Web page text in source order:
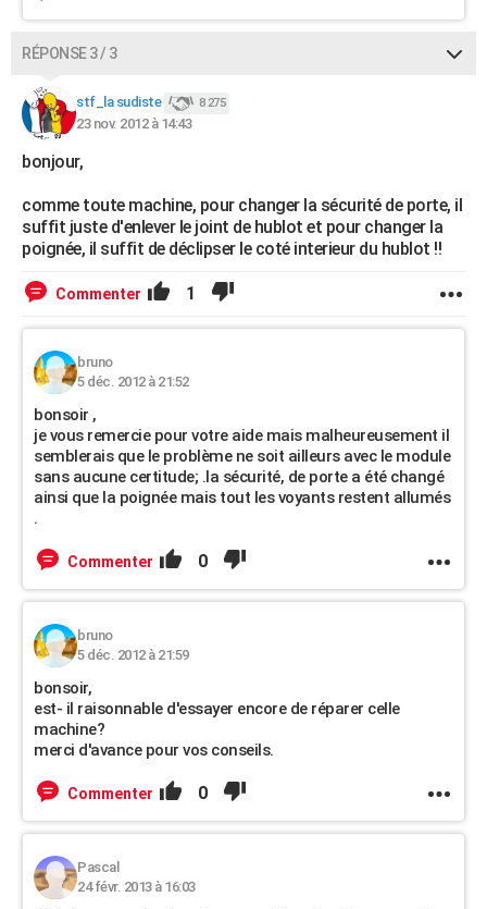
RÉPONSE 3 / 3
stf_la sudiste 8 275
23 nov. 2012 à 14:43
bonjour,
comme toute machine, pour changer la sécurité de porte, il
suffit juste d'enlever le joint de hublot et pour changer la
poignée, il suffit de déclipser le coté interieur du hublot !!
Commenter 1
bruno
5 déc. 2012 à 21:52
bonsoir ,
je vous remercie pour votre aide mais malheureusement il
semblerais que le problème ne soit ailleurs avec le module
sans aucune certitude; .la sécurité, de porte a été changé
ainsi que la poignée mais tout les voyants restent allumés
.
Commenter 0
bruno
5 déc. 2012 à 21:59
bonsoir,
est- il raisonnable d'essayer encore de réparer celle
machine?
merci d'avance pour vos conseils.
Commenter 0
Pascal
24 févr. 2013 à 16:03